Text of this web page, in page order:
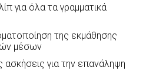
για όλα τα γραμματικά
της εκμάθησης
μέσων
ασκήσεις για την επανάληψη